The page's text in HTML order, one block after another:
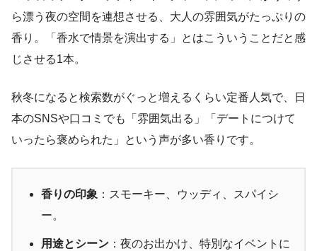
ら漂う夜の空間を連想させる、大人の雰囲気がたっぷりの
香り。「香水で情景を演出する」とはこういうことだと感
じさせる1本。
秋冬になると検索数がぐっと増えるくらい定番人気で、日
本のSNSや口コミでも「雰囲気出る」「デートにつけて
いったら褒められた」という声が多い香りです。
香りの印象 ：スモーキー、ウッディ、スパイシ
ー。
用途とシーン ：夜のお出かけ、特別なイベントに